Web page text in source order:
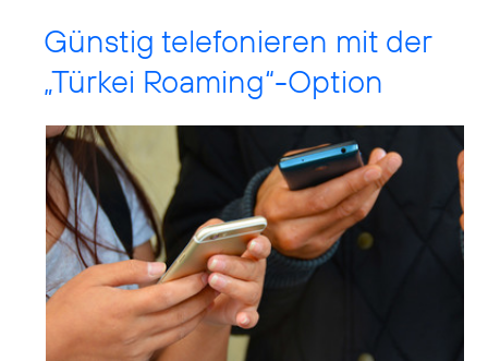
Günstig telefonieren mit der
„Türkei Roaming“-Option